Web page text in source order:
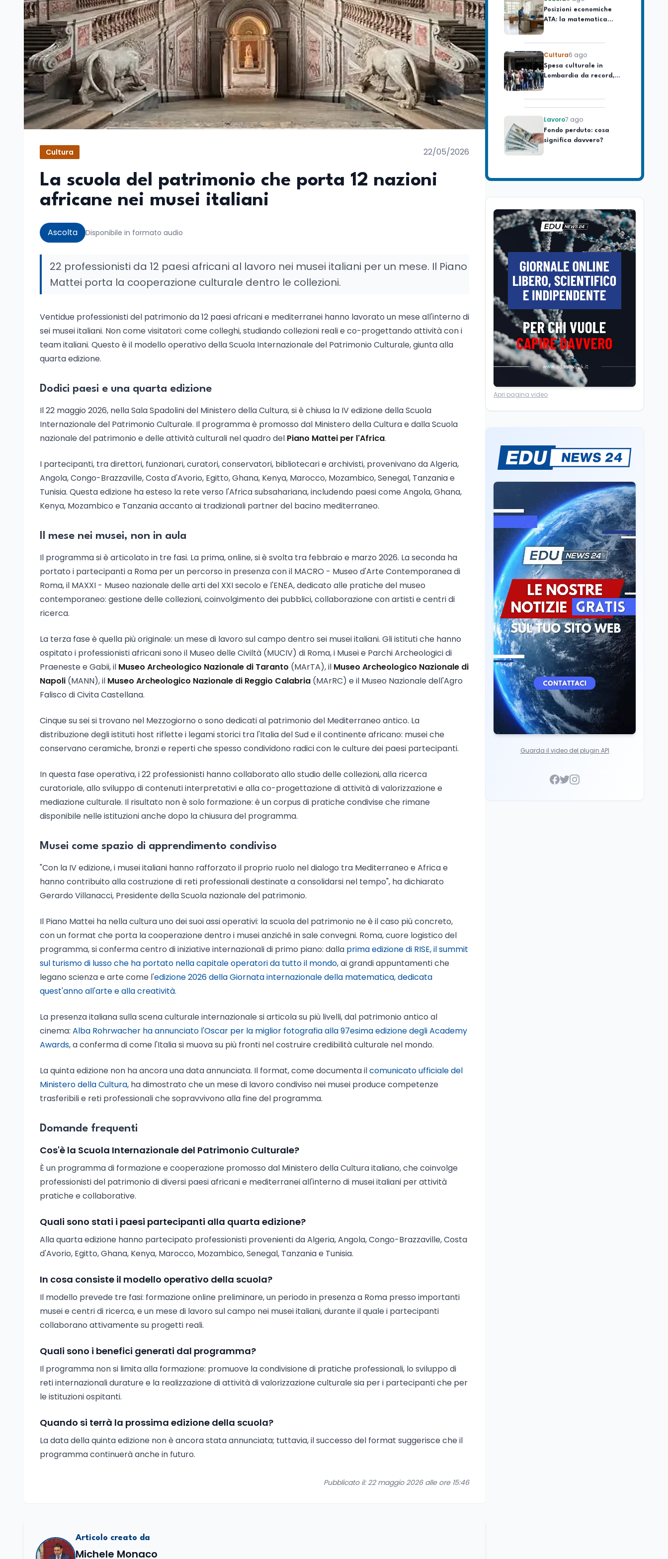
Cultura 22/05/2026
La scuola del patrimonio che porta 12 nazioni
africane nei musei italiani
Ascolta Disponibile in formato audio
22 professionisti da 12 paesi africani al lavoro nei musei italiani per un mese. Il Piano
Mattei porta la cooperazione culturale dentro le collezioni.
Ventidue professionisti del patrimonio da 12 paesi africani e mediterranei hanno lavorato un mese all'interno di
sei musei italiani. Non come visitatori: come colleghi, studiando collezioni reali e co-progettando attività con i
team italiani. Questo è il modello operativo della Scuola Internazionale del Patrimonio Culturale, giunta alla
quarta edizione.
Dodici paesi e una quarta edizione
Il 22 maggio 2026, nella Sala Spadolini del Ministero della Cultura, si è chiusa la IV edizione della Scuola
Internazionale del Patrimonio Culturale. Il programma è promosso dal Ministero della Cultura e dalla Scuola
nazionale del patrimonio e delle attività culturali nel quadro del Piano Mattei per l'Africa.
I partecipanti, tra direttori, funzionari, curatori, conservatori, bibliotecari e archivisti, provenivano da Algeria,
Angola, Congo-Brazzaville, Costa d'Avorio, Egitto, Ghana, Kenya, Marocco, Mozambico, Senegal, Tanzania e
Tunisia. Questa edizione ha esteso la rete verso l'Africa subsahariana, includendo paesi come Angola, Ghana,
Kenya, Mozambico e Tanzania accanto ai tradizionali partner del bacino mediterraneo.
Il mese nei musei, non in aula
Il programma si è articolato in tre fasi. La prima, online, si è svolta tra febbraio e marzo 2026. La seconda ha
portato i partecipanti a Roma per un percorso in presenza con il MACRO - Museo d'Arte Contemporanea di
Roma, il MAXXI - Museo nazionale delle arti del XXI secolo e l'ENEA, dedicato alle pratiche del museo
contemporaneo: gestione delle collezioni, coinvolgimento dei pubblici, collaborazione con artisti e centri di
ricerca.
La terza fase è quella più originale: un mese di lavoro sul campo dentro sei musei italiani. Gli istituti che hanno
ospitato i professionisti africani sono il Museo delle Civiltà (MUCIV) di Roma, i Musei e Parchi Archeologici di
Praeneste e Gabii, il Museo Archeologico Nazionale di Taranto (MArTA), il Museo Archeologico Nazionale di
Napoli (MANN), il Museo Archeologico Nazionale di Reggio Calabria (MArRC) e il Museo Nazionale dell'Agro
Falisco di Civita Castellana.
Cinque su sei si trovano nel Mezzogiorno o sono dedicati al patrimonio del Mediterraneo antico. La
distribuzione degli istituti host riflette i legami storici tra l'Italia del Sud e il continente africano: musei che
conservano ceramiche, bronzi e reperti che spesso condividono radici con le culture dei paesi partecipanti.
In questa fase operativa, i 22 professionisti hanno collaborato allo studio delle collezioni, alla ricerca
curatoriale, allo sviluppo di contenuti interpretativi e alla co-progettazione di attività di valorizzazione e
mediazione culturale. Il risultato non è solo formazione: è un corpus di pratiche condivise che rimane
disponibile nelle istituzioni anche dopo la chiusura del programma.
Musei come spazio di apprendimento condiviso
"Con la IV edizione, i musei italiani hanno rafforzato il proprio ruolo nel dialogo tra Mediterraneo e Africa e
hanno contribuito alla costruzione di reti professionali destinate a consolidarsi nel tempo", ha dichiarato
Gerardo Villanacci, Presidente della Scuola nazionale del patrimonio.
Il Piano Mattei ha nella cultura uno dei suoi assi operativi: la scuola del patrimonio ne è il caso più concreto,
con un format che porta la cooperazione dentro i musei anziché in sale convegni. Roma, cuore logistico del
programma, si conferma centro di iniziative internazionali di primo piano: dalla prima edizione di RISE, il summit
sul turismo di lusso che ha portato nella capitale operatori da tutto il mondo, ai grandi appuntamenti che
legano scienza e arte come l'edizione 2026 della Giornata internazionale della matematica, dedicata
quest'anno all'arte e alla creatività.
La presenza italiana sulla scena culturale internazionale si articola su più livelli, dal patrimonio antico al
cinema: Alba Rohrwacher ha annunciato l'Oscar per la miglior fotografia alla 97esima edizione degli Academy
Awards, a conferma di come l'Italia si muova su più fronti nel costruire credibilità culturale nel mondo.
La quinta edizione non ha ancora una data annunciata. Il format, come documenta ilcomunicato ufficiale del
Ministero della Cultura, ha dimostrato che un mese di lavoro condiviso nei musei produce competenze
trasferibili e reti professionali che sopravvivono alla fine del programma.
Domande frequenti
Cos'è la Scuola Internazionale del Patrimonio Culturale?
È un programma di formazione e cooperazione promosso dal Ministero della Cultura italiano, che coinvolge
professionisti del patrimonio di diversi paesi africani e mediterranei all'interno di musei italiani per attività
pratiche e collaborative.
Quali sono stati i paesi partecipanti alla quarta edizione?
Alla quarta edizione hanno partecipato professionisti provenienti da Algeria, Angola, Congo-Brazzaville, Costa
d'Avorio, Egitto, Ghana, Kenya, Marocco, Mozambico, Senegal, Tanzania e Tunisia.
In cosa consiste il modello operativo della scuola?
Il modello prevede tre fasi: formazione online preliminare, un periodo in presenza a Roma presso importanti
musei e centri di ricerca, e un mese di lavoro sul campo nei musei italiani, durante il quale i partecipanti
collaborano attivamente su progetti reali.
Quali sono i benefici generati dal programma?
Il programma non si limita alla formazione: promuove la condivisione di pratiche professionali, lo sviluppo di
reti internazionali durature e la realizzazione di attività di valorizzazione culturale sia per i partecipanti che per
le istituzioni ospitanti.
Quando si terrà la prossima edizione della scuola?
La data della quinta edizione non è ancora stata annunciata; tuttavia, il successo del format suggerisce che il
programma continuerà anche in futuro.
Pubblicato il: 22 maggio 2026 alle ore 15:46
Articolo creato da
Michele Monaco
ATA: la matematica
degli arretrati fino a
4.150 euro
Lombardia da record,
ma la voragine Nord-
Sud triplica
significa davvero?
farmaco anti-tumore
Ricerca6 ago
Il rivelatore che 'vede' i
reattori spenti
attraverso 400 metri di
Scuola6 ago
Posizioni economiche
ATA: la matematica
degli arretrati fino a
4.150 euro
Cultura 6 ago
Spesa culturale in
Lombardia da record,
ma la voragine Nord-
Sud triplica
Lavoro7 ago
Fondo perduto: cosa
Un secolo di Warburg: il
farmaco anti-tumore
che accende la glicolisi
Ricerca6 ago
Il rivelatore che 'vede' i
reattori spenti
attraverso 400 metri di
roccia
Scuola6 ago
Posizioni economiche
ATA: la matematica
degli arretrati fino a
4.150 euro
Cultura 6 ago
Spesa culturale in
Lombardia da record,
ma la voragine Nord-
Sud triplica
Apri pagina video
Guarda il video del plugin API